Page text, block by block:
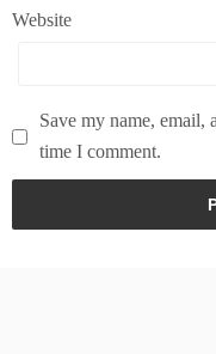
Website
Save my name, email,
time I comment.